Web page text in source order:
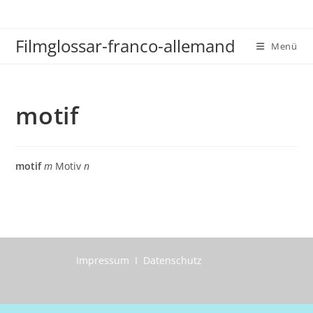
springen
Filmglossar-franco-allemand Menü
motif
motif m Motivn
Impressum I Datenschutz